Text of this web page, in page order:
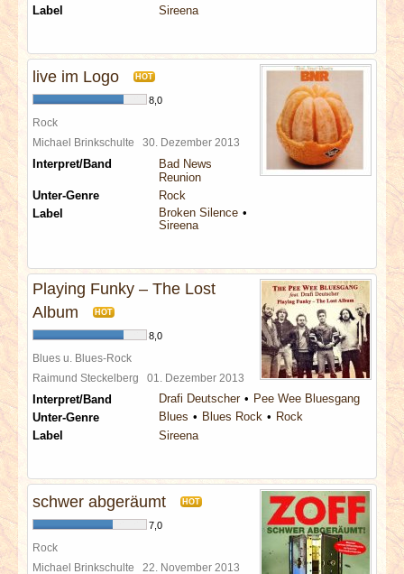
Label
Sireena
live im Logo HOT
8,0
Rock
Michael Brinkschulte 30. Dezember 2013
Interpret/Band
Bad News
Reunion
Unter-Genre
Rock
Label
Broken Silence
Sireena
Playing Funky – The Lost
Album
HOT
8,0
Blues u. Blues-Rock
Raimund Steckelberg 01. Dezember 2013
Interpret/Band Drafi Deutscher
Pee Wee Bluesgang
Unter-Genre
Blues Blues Rock
Rock
Label
Sireena
schwer abgeräumt HOT
7,0
Rock
Michael Brinkschulte 22. November 2013